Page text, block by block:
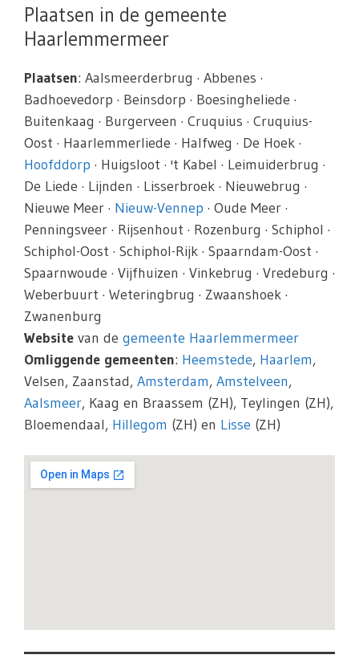
Plaatsen in de gemeente
Haarlemmermeer
Plaatsen: Aalsmeerderbrug · Abbenes ·
Badhoevedorp · Beinsdorp · Boesingheliede ·
Buitenkaag · Burgerveen · Cruquius · Cruquius-
Oost · Haarlemmerliede · Halfweg · De Hoek ·
Hoofddorp · Huigsloot · 't Kabel · Leimuiderbrug ·
De Liede · Lijnden · Lisserbroek · Nieuwebrug ·
Nieuwe Meer · Nieuw-Vennep · Oude Meer ·
Penningsveer · Rijsenhout · Rozenburg · Schiphol ·
Schiphol-Oost · Schiphol-Rijk · Spaarndam-Oost ·
Spaarnwoude · Vijfhuizen · Vinkebrug · Vredeburg ·
Weberbuurt · Weteringbrug · Zwaanshoek ·
Zwanenburg
Website van de gemeente Haarlemmermeer
Omliggende gemeenten: Heemstede, Haarlem,
Velsen, Zaanstad, Amsterdam, Amstelveen,
Aalsmeer, Kaag en Braassem (ZH), Teylingen (ZH),
Bloemendaal, Hillegom (ZH) en Lisse (ZH)